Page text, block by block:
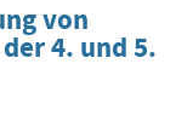
von
4. und 5.